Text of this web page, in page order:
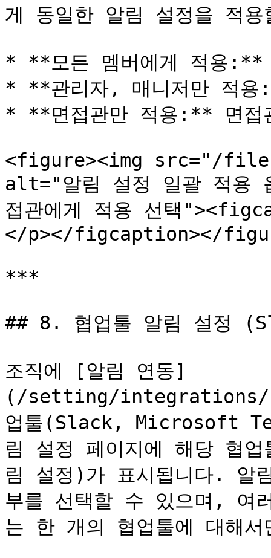
게 동일한 알림 설정을 적
* **모든 멤버에게 적용:**
* **관리자, 매니저만 적용
* **면접관만 적용:** 면접
<figure><img src="/files/
alt="알림 설정 일괄 적용
접관에게 적용 선택
</p></figcaption></
***
## 8. 협업툴 알림 설정
조직에 [알림 연동]
(/setting/integrations/
업툴(Slack, Microsoft
림 설정 페이지에 해당 협
림 설정)가 표시됩니다. 알
부를 선택할 수 있으며, 여
는 한 개의 협업툴에 대해서